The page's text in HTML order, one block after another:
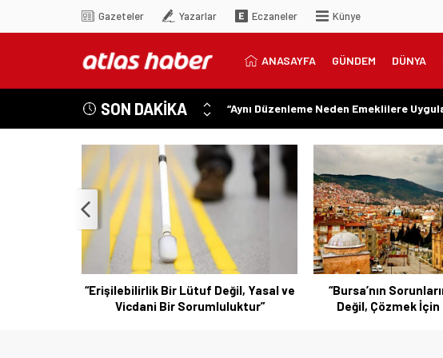
Gazeteler Yazarlar Eczaneler Künye
ANASAYFA GÜNDEM DÜNYA
SON DAKİKA
“Aynı Düzenleme Neden Emeklilere
“Engelli Emekliliğinde Kazanılmış
“Engelliler Bu Ülkede Başarıyı Kimsenin
“Bu Ses Siyasi Tartışmaların Değil, Millet
Özer Matlı’dan Bursa Ekonomisinin
“Erişilebilirlik Bir Lütuf Değil, Yasal ve
Vicdani Bir Sorumluluktur”
“Bursa’nın
Değil, Çözmek İçin